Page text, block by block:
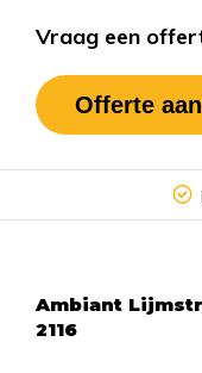
Vraag een
Offerte
Ambiant
2116